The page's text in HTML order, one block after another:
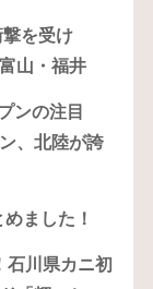
撃を受け
山・福井
ンの注目
、北陸が誇
ました！
石川県カニ初